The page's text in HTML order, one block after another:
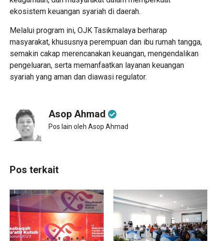
ekosistem keuangan syariah di daerah.
Melalui program ini, OJK Tasikmalaya berharap
masyarakat, khususnya perempuan dan ibu rumah tangga,
semakin cakap merencanakan keuangan, mengendalikan
pengeluaran, serta memanfaatkan layanan keuangan
syariah yang aman dan diawasi regulator.
Asop Ahmad
Pos lain oleh Asop Ahmad
Pos terkait